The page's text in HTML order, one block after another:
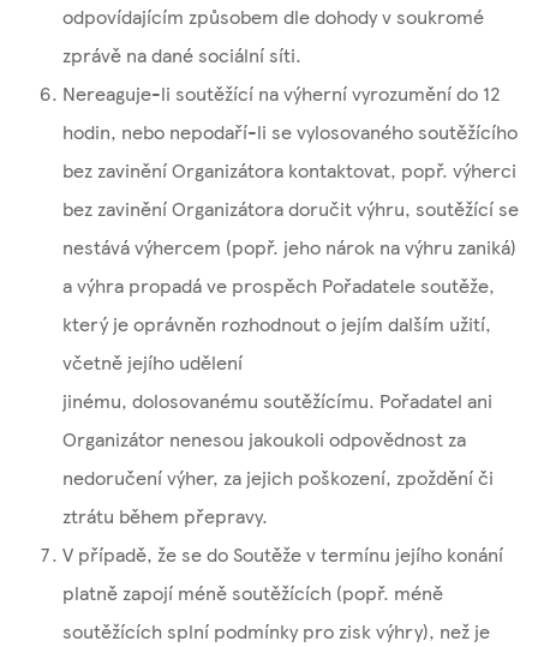
odpovídajícím způsobem dle dohody v soukromé
zprávě na dané sociální síti.
Nereaguje-li soutěžící na výherní vyrozumění do 12
hodin, nebo nepodaří-li se vylosovaného soutěžícího
bez zavinění Organizátora kontaktovat, popř. výherci
bez zavinění Organizátora doručit výhru, soutěžící se
nestává výhercem (popř. jeho nárok na výhru zaniká)
a výhra propadá ve prospěch Pořadatele soutěže,
který je oprávněn rozhodnout o jejím dalším užití,
včetně jejího udělení
jinému, dolosovanému soutěžícímu. Pořadatel ani
Organizátor nenesou jakoukoli odpovědnost za
nedoručení výher, za jejich poškození, zpoždění či
ztrátu během přepravy.
V případě, že se do Soutěže v termínu jejího konání
platně zapojí méně soutěžících (popř. méně
soutěžících splní podmínky pro zisk výhry), než je